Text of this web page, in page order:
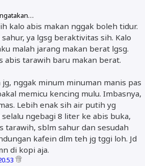
kalo abis makan nggak boleh tidur.
ya lgsg beraktivitas sih. Kalo
malah jarang makan berat lgsg.
abis tarawih baru makan berat.
jg, nggak minum minuman manis pas
memicu kencing mulu. Imbasnya,
Lebih enak sih air putih yg
selalu ngebagi 8 liter ke abis buka,
tarawih, sblm sahur dan sesudah
kafein dlm teh jg tggi loh. Jd
di kopi aja.